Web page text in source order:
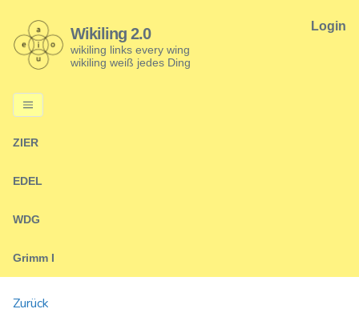
Wikiling 2.0
wikiling links every wing
wikiling weiß jedes Ding
Login
ZIER
EDEL
WDG
Grimm I
Zurück